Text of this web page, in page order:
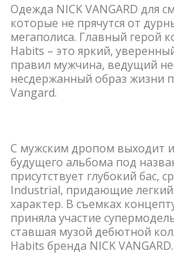
Одежда NICK VANGARD для
которые не прячутся от
мегаполиса. Главный герой
Habits – это яркий,
правил мужчина, ведущий
несдержанный образ жизни
Vangard.
С мужским дропом выходит
будущего альбома под
присутствует глубокий бас,
Industrial, придающие легкий
характер. В съемках
приняла участие
ставшая музой дебютной
Habits бренда NICK VANGARD.